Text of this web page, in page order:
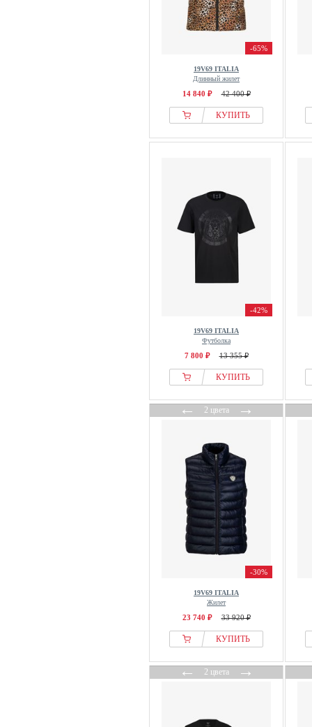
-65%
19V69 ITALIA
Длинный жилет
14 840 ₽ 42 400 ₽
КУПИТЬ
-42%
19V69 ITALIA
Футболка
7 800 ₽ 13 355 ₽
КУПИТЬ
←2 цвета→
-30%
19V69 ITALIA
Жилет
23 740 ₽ 33 920 ₽
КУПИТЬ
←2 цвета→